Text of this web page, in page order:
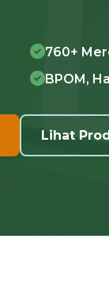
760+
BPOM,
Lihat